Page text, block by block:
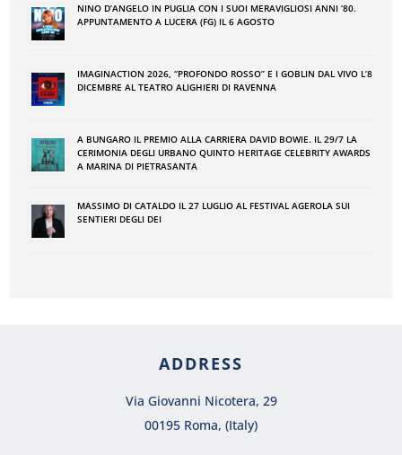
NINO DʼANGELO IN PUGLIA CON I SUOI MERAVIGLIOSI ANNI ʼ80.
APPUNTAMENTO A LUCERA (FG) IL 6 AGOSTO
IMAGINACTION 2026, “PROFONDO ROSSO” E I GOBLIN DAL VIVO L’8
DICEMBRE AL TEATRO ALIGHIERI DI RAVENNA
A BUNGARO IL PREMIO ALLA CARRIERA DAVID BOWIE. IL 29/7 LA
CERIMONIA DEGLI URBANO QUINTO HERITAGE CELEBRITY AWARDS
A MARINA DI PIETRASANTA
MASSIMO DI CATALDO IL 27 LUGLIO AL FESTIVAL AGEROLA SUI
SENTIERI DEGLI DEI
ADDRESS
Via Giovanni Nicotera, 29
00195 Roma, (Italy)